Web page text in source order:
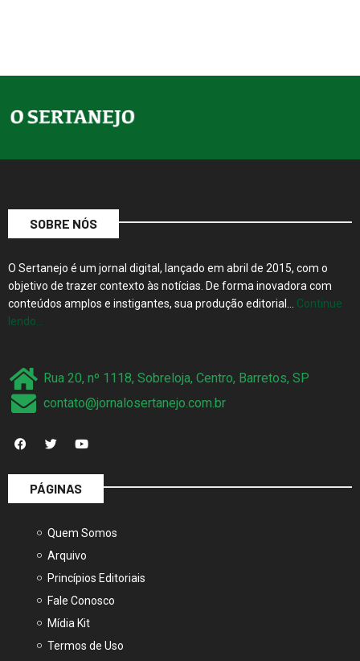
SOBRE NÓS
O Sertanejo é um jornal digital, lançado em abril de 2015, com o
objetivo de trazer contexto às notícias. De forma inovadora com
conteúdos amplos e instigantes, sua produção editorial… Continue
lendo…
Rua 20, nº 1118, Sobreloja, Centro, Barretos, SP
contato@jornalosertanejo.com.br
PÁGINAS
Quem Somos
Arquivo
Princípios Editoriais
Fale Conosco
Mídia Kit
Termos de Uso